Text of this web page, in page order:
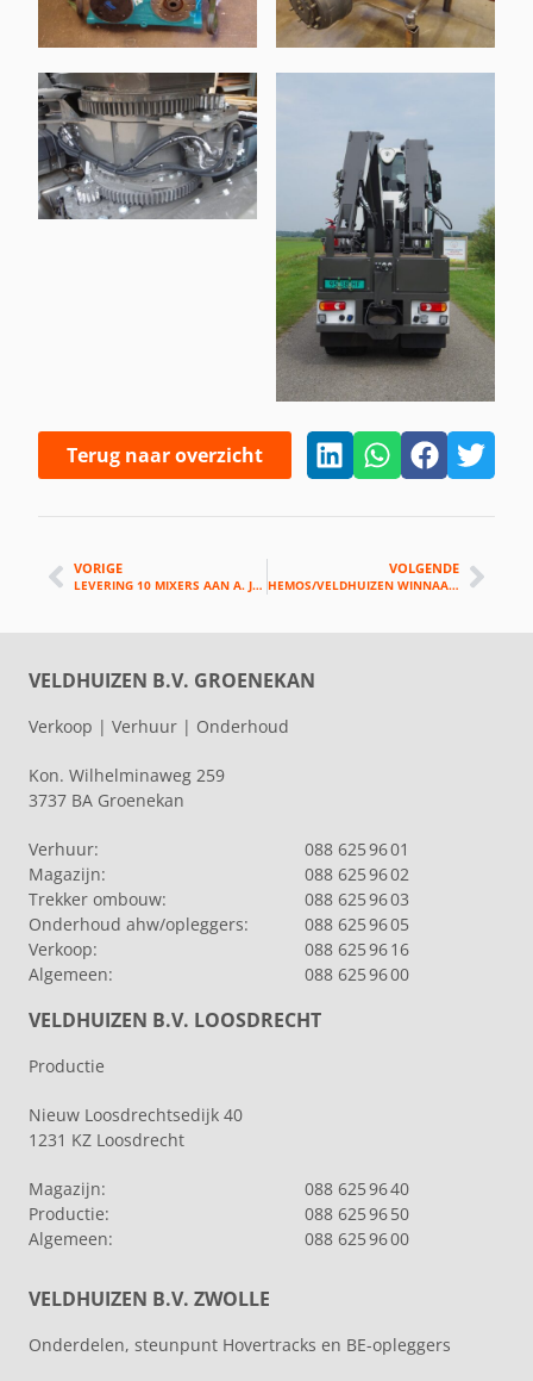
Terug naar overzicht
VORIGE
LEVERING 10 MIXERS AAN A. JANSEN B.V.
VOLGENDE
HEMOS/VELDHUIZEN WINNAAR PUBLIEKSPRIJS GOUDEN KLAVERTJE VIER 2019
VELDHUIZEN B.V. GROENEKAN
Verkoop | Verhuur | Onderhoud
Kon. Wilhelminaweg 259
3737 BA Groenekan
Verhuur:
088 625 96 01
Magazijn:
088 625 96 02
Trekker ombouw:
088 625 96 03
Onderhoud ahw/opleggers:
088 625 96 05
Verkoop:
088 625 96 16
Algemeen:
088 625 96 00
VELDHUIZEN B.V. LOOSDRECHT
Productie
Nieuw Loosdrechtsedijk 40
1231 KZ Loosdrecht
Magazijn:
088 625 96 40
Productie:
088 625 96 50
Algemeen:
088 625 96 00
VELDHUIZEN B.V. ZWOLLE
Onderdelen, steunpunt Hovertracks en BE-opleggers